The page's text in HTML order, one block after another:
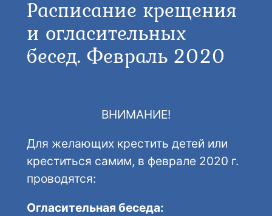
Расписание крещения
и огласительных
бесед. Февраль 2020
ВНИМАНИЕ!
Для желающих крестить детей или
креститься самим, в феврале 2020 г.
проводятся:
Огласительная беседа: